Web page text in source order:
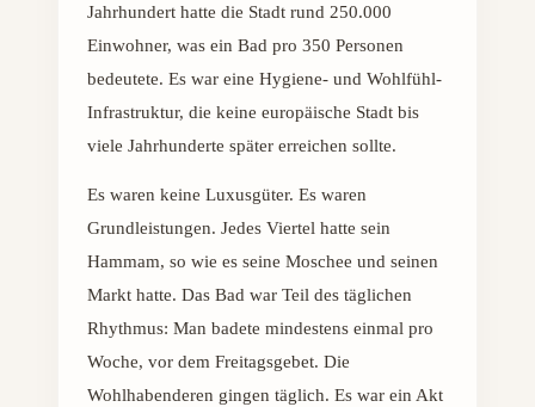
Jahrhundert hatte die Stadt rund 250.000
Einwohner, was ein Bad pro 350 Personen
bedeutete. Es war eine Hygiene- und Wohlfühl-
Infrastruktur, die keine europäische Stadt bis
viele Jahrhunderte später erreichen sollte.
Es waren keine Luxusgüter. Es waren
Grundleistungen. Jedes Viertel hatte sein
Hammam, so wie es seine Moschee und seinen
Markt hatte. Das Bad war Teil des täglichen
Rhythmus: Man badete mindestens einmal pro
Woche, vor dem Freitagsgebet. Die
Wohlhabenderen gingen täglich. Es war ein Akt